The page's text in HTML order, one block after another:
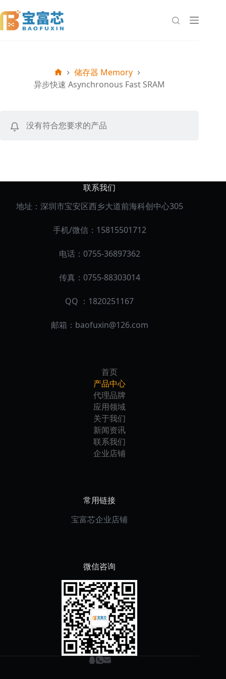
至
内
首
储存器 Memory
异步快速 Asynchronous Fast SRAM
没有符合您要求的产品
联系我们
地址：深圳市宝安区西乡大道前海科创中心305
手机/微信：15815501712
电话：0755-36897362
传真：0755-88303014
QQ ：1820251167
邮箱： baofuxin@126.com
首页
产品中心
代理品牌
应用领域
关于我们
新闻资讯
联系我们
企业店铺
常用链接
宝富芯企业店铺
微信咨询